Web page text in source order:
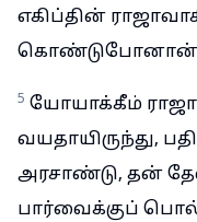
எகிப்தின்
5 யோயாக்கீம்
வயதாயிருந்து,
அரசாண்டு, தன்
பார்வைக்குப்